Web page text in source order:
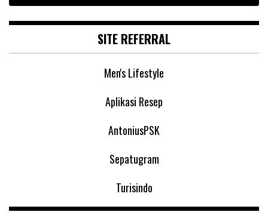
SITE REFERRAL
Men's Lifestyle
Aplikasi Resep
AntoniusPSK
Sepatugram
Turisindo